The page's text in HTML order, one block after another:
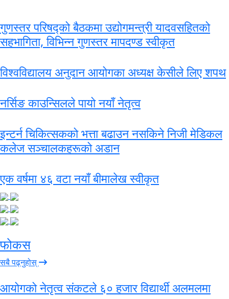
गुणस्तर परिषद्को बैठकमा उद्योगमन्त्री यादवसहितको
सहभागिता, विभिन्न गुणस्तर मापदण्ड स्वीकृत
विश्वविद्यालय अनुदान आयोगका अध्यक्ष केसीले लिए शपथ
नर्सिङ काउन्सिलले पायो नयाँ नेतृत्व
इन्टर्न चिकित्सकको भत्ता बढाउन नसकिने निजी मेडिकल
कलेज सञ्चालकहरूको अडान
एक वर्षमा ४६ वटा नयाँ बीमालेख स्वीकृत
फोकस
सबै पढ्नुहोस्
आयोगको नेतृत्व संकटले ६० हजार विद्यार्थी अलमलमा